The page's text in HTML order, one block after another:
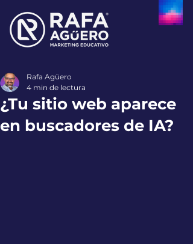
¿Tu sitio web aparece
en buscadores de IA?
Rafa Agüero
4 min de lectura